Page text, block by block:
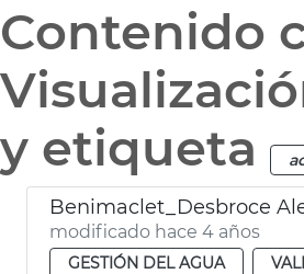
Contenido
y etiqueta
Benimaclet_Desbroce
modificado hace 4 años
GESTIÓN DEL AGUA